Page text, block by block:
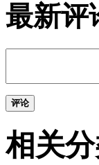
最新评
评论
相关